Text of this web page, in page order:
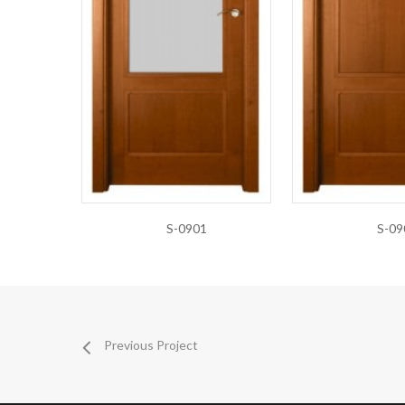
S-0901 S-
Previous Project